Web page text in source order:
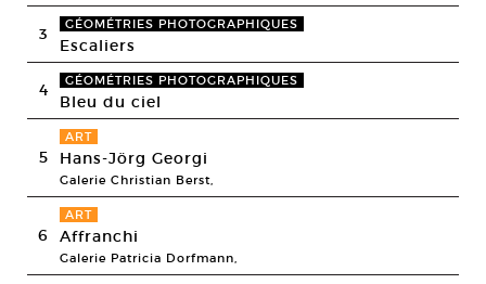
3 GÉOMÉTRIES PHOTOGRAPHIQUES
Escaliers
4 GÉOMÉTRIES PHOTOGRAPHIQUES
Bleu du ciel
5
ART
Hans-Jörg Georgi
Galerie Christian Berst,
6
ART
Affranchi
Galerie Patricia Dorfmann,